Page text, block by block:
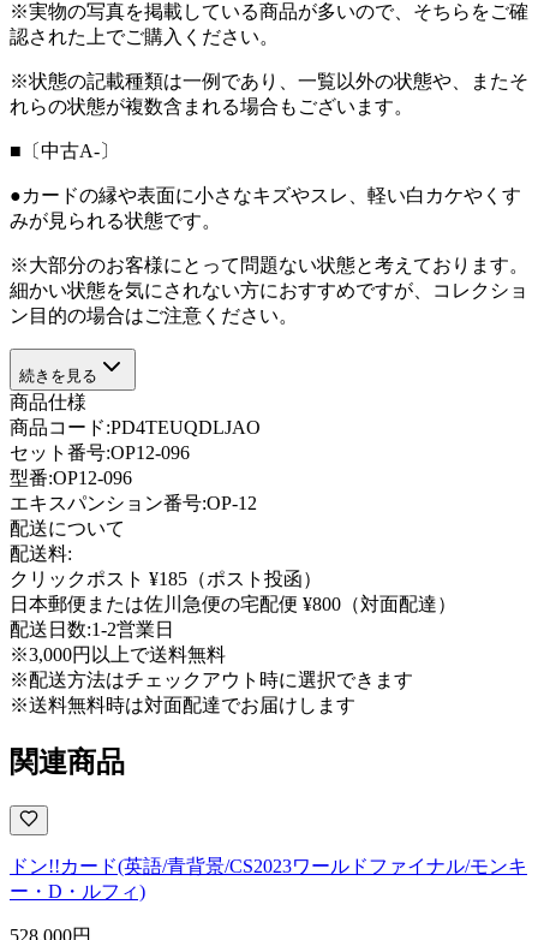
※実物の写真を掲載している商品が多いので、そちらをご確
認された上でご購入ください。
※状態の記載種類は一例であり、一覧以外の状態や、またそ
れらの状態が複数含まれる場合もございます。
■〔中古A-〕
●カードの縁や表面に小さなキズやスレ、軽い白カケやくす
みが見られる状態です。
※大部分のお客様にとって問題ない状態と考えております。
細かい状態を気にされない方におすすめですが、コレクショ
ン目的の場合はご注意ください。
続きを見る
商品仕様
商品コード:PD4TEUQDLJAO
セット番号:OP12-096
型番:OP12-096
エキスパンション番号:OP-12
配送について
配送料:
クリックポスト ¥185（ポスト投函）
日本郵便または佐川急便の宅配便 ¥800（対面配達）
配送日数:1-2営業日
※3,000円以上で送料無料
※配送方法はチェックアウト時に選択できます
※送料無料時は対面配達でお届けします
関連商品
ドン!!カード(英語/青背景/CS2023ワールドファイナル/モンキ
ー・D・ルフィ)